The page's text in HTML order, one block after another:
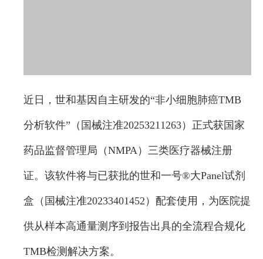
近日，世和基因自主研发的“非小细胞肺癌TMB
分析软件”（国械注准20253211263）正式获国家
药品监督管理局（NMPA）三类医疗器械注册
证。该软件将与已获批的世和一号®大Panel试剂
盒（国械注准20233401452）配套使用，为医院提
供从样本高通量测序到报告出具的全流程合规化
TMB检测解决方案。